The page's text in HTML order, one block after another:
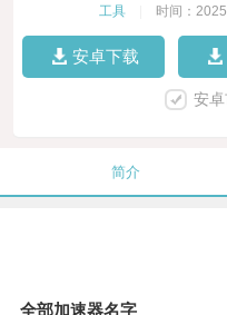
工具 时间：
安卓下载
安
简介
全部加速器名字